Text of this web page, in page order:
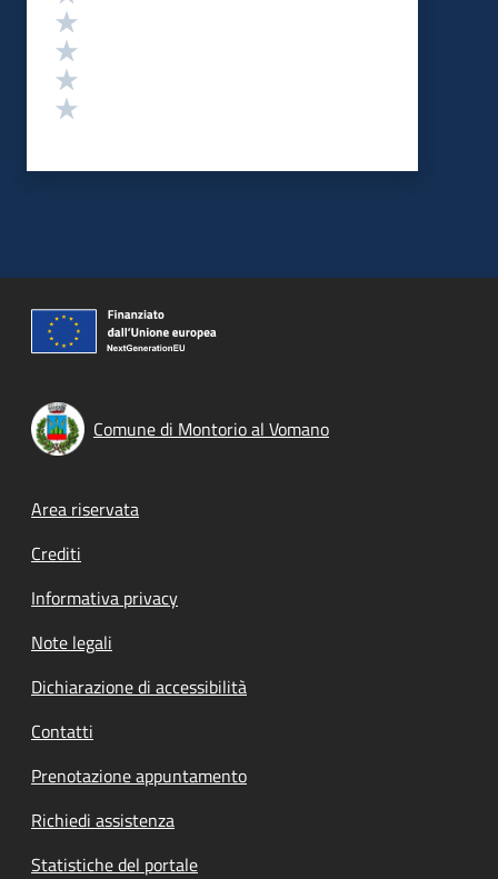
Comune di Montorio al Vomano
Footer menu
Area riservata
Crediti
Informativa privacy
Note legali
Dichiarazione di accessibilità
Contatti
Prenotazione appuntamento
Richiedi assistenza
Statistiche del portale